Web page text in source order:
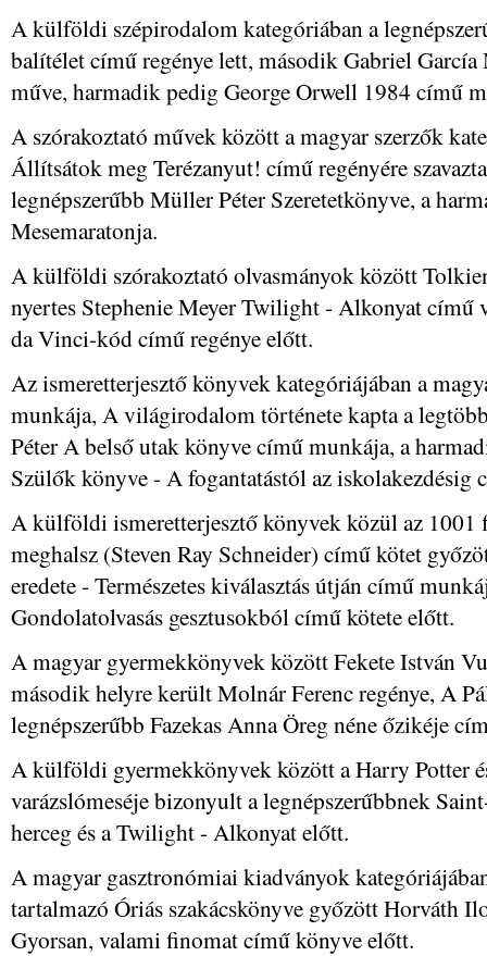
A külföldi szépirodalom kategóriában a
balítélet című regénye lett, második Gabriel
műve, harmadik pedig George Orwell 1984 című
A szórakoztató művek között a magyar szerzők
Állítsátok meg Terézanyut! című regényére
legnépszerűbb Müller Péter Szeretetkönyve, a
Mesemaratonja.
A külföldi szórakoztató olvasmányok között
nyertes Stephenie Meyer Twilight - Alkonyat című
da Vinci-kód című regénye előtt.
Az ismeretterjesztő könyvek kategóriájában a
munkája, A világirodalom története kapta a
Péter A belső utak könyve című munkája, a
Szülők könyve - A fogantatástól az iskolakezdésig
A külföldi ismeretterjesztő könyvek közül az
meghalsz (Steven Ray Schneider) című kötet
eredete - Természetes kiválasztás útján című
Gondolatolvasás gesztusokból című kötete előtt.
A magyar gyermekkönyvek között Fekete István
második helyre került Molnár Ferenc regénye, A
legnépszerűbb Fazekas Anna Öreg néne őzikéje
A külföldi gyermekkönyvek között a Harry Potter
varázslómeséje bizonyult a legnépszerűbbnek
herceg és a Twilight - Alkonyat előtt.
A magyar gasztronómiai kiadványok
tartalmazó Óriás szakácskönyve győzött Horváth
Gyorsan, valami finomat című könyve előtt.